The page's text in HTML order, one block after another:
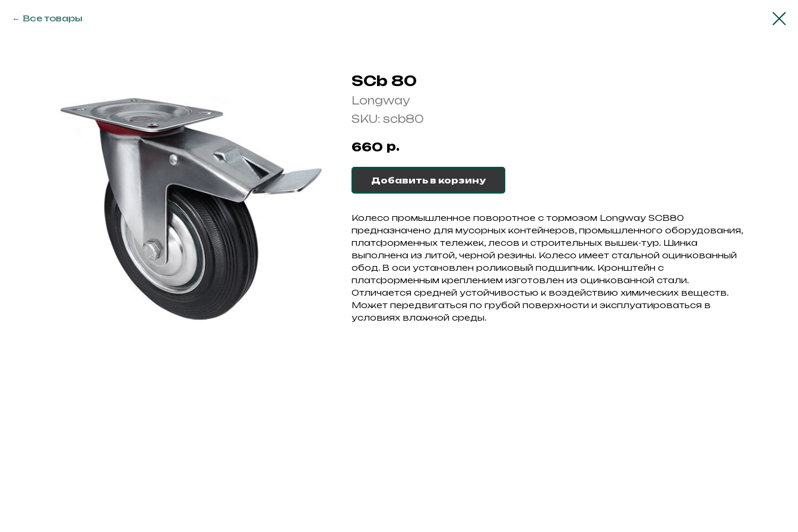
Все товары
SCb 80
Longway
SKU: scb80
660 р.
Добавить в корзину
Колесо промышленное поворотное с тормозом Longway SCB80
предназначено для мусорных контейнеров, промышленного оборудования,
платформенных тележек, лесов и строительных вышек-тур. Шинка
выполнена из литой, черной резины. Колесо имеет стальной оцинкованный
обод. В оси установлен роликовый подшипник. Кронштейн с
платформенным креплением изготовлен из оцинкованной стали.
Отличается средней устойчивостью к воздействию химических веществ.
Может передвигаться по грубой поверхности и эксплуатироваться в
условиях влажной среды.